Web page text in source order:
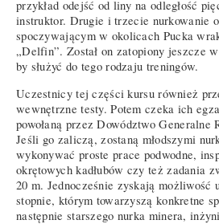
przykład odejść od liny na odległość
instruktor. Drugie i trzecie nurkowanie
spoczywającym w okolicach Pucka
„Delfin”. Został on zatopiony jeszcze
by służyć do tego rodzaju treningów.
Uczestnicy tej części kursu również
wewnętrzne testy. Potem czeka ich
powołaną przez Dowództwo Generalne
Jeśli go zaliczą, zostaną młodszymi
wykonywać proste prace podwodne,
okrętowych kadłubów czy też zadania
20 m. Jednocześnie zyskają możliwość
stopnie, którym towarzyszą konkretne
następnie starszego nurka minera,